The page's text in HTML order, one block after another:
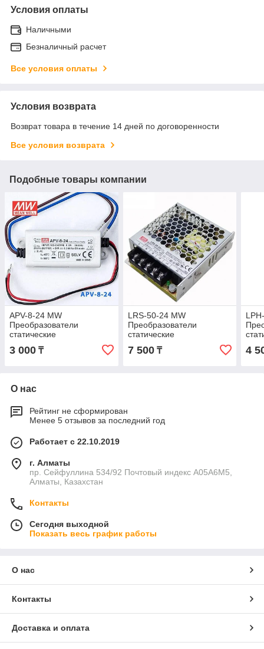
Условия оплаты
Наличными
Безналичный расчет
Все условия оплаты
Условия возврата
Возврат товара в течение 14 дней по договоренности
Все условия возврата
Подобные товары компании
APV-8-24 MW
Преобразователи
статические
3 000 ₸
LRS-50-24 MW
Преобразователи
статические
7 500₸ 4
О нас
Рейтинг не сформирован
Менее 5 отзывов за последний год
Работает с 22.10.2019
г. Алматы
пр. Сейфуллина 534/92 Почтовый индекс A05A6M5,
Алматы, Казахстан
Контакты
Сегодня выходной
Показать весь график работы
О нас
Контакты
Доставка и оплата